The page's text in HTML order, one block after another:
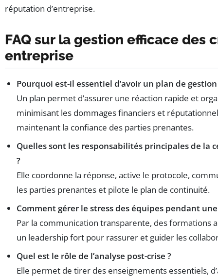
réputation d’entreprise.
FAQ sur la gestion efficace des
entreprise
Pourquoi est-il essentiel d’avoir un plan de gestion
Un plan permet d’assurer une réaction rapide et
minimisant les dommages financiers et
maintenant la confiance des parties prenantes.
Quelles sont les responsabilités principales de la
?
Elle coordonne la réponse, active le protocole,
les parties prenantes et pilote le plan de continuité.
Comment gérer le stress des équipes pendant une
Par la communication transparente, des formations
un leadership fort pour rassurer et guider les
Quel est le rôle de l’analyse post-crise ?
Elle permet de tirer des enseignements essentiels,